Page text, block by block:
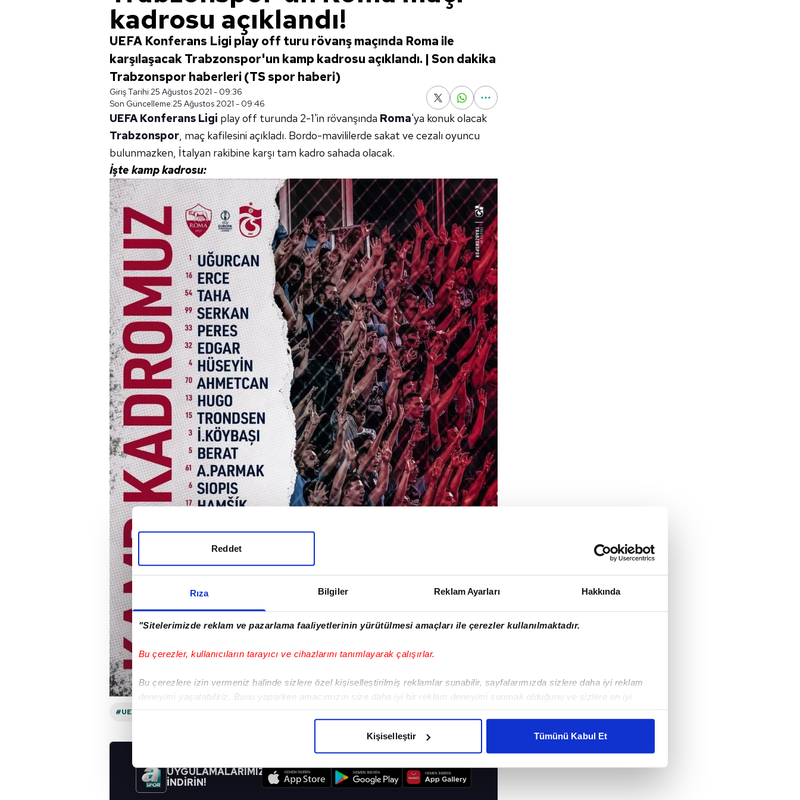
Rıza Bilgiler Reklam Ayarları Hakkında
"Sitelerimizde reklam ve pazarlama faaliyetlerinin yürütülmesi amaçları ile çerezler kullanılmaktadır.
Bu çerezler, kullanıcıların tarayıcı ve cihazlarını tanımlayarak çalışırlar.
Bu çerezlere izin vermeniz halinde sizlere özel kişiselleştirilmiş reklamlar sunabilir, sayfalarımızda sizlere daha iyi reklam
deneyimi yaşatabiliriz. Bunu yaparken amacımızın size daha iyi bir reklam deneyimi sunmak olduğunu ve sizlere en iyi
Her halükârda, kullanıcılar, bu çerezlere izin vermedikleri takdirde, kullanıcılara hedefli reklamlar gösterilmeyecektir."
Sizlere daha iyi bir hizmet sunabilmek için İnternet Sitemizde kendimize ve üçüncü kişilere ait çerezler kullanılmaktadır. Bu
çerezler vasıtasıyla çeşitli kişisel verileriniz işlenmekte olup gerekli olan çerezler bilgi toplumu hizmetlerinin sunulması
Reddet
Kişiselleştir Tümünü Kabul Et
kadrosu açıklandı!
UEFA Konferans Ligi play off turu rövanş maçında Roma ile
karşılaşacak Trabzonspor'un kamp kadrosu açıklandı. | Son dakika
Trabzonspor haberleri (TS spor haberi)
Giriş Tarihi:25 Ağustos 2021 - 09:36
Son Güncelleme:25 Ağustos 2021 - 09:46
UEFA Konferans Ligi play off turunda 2-1'in rövanşında Roma'ya konuk olacak
Trabzonspor, maç kafilesini açıkladı. Bordo-mavililerde sakat ve cezalı oyuncu
bulunmazken, İtalyan rakibine karşı tam kadro sahada olacak.
İşte kamp kadrosu:
#UEFA KONFERANS LIGI
UYGULAMALARIMIZI
İNDİRİN!